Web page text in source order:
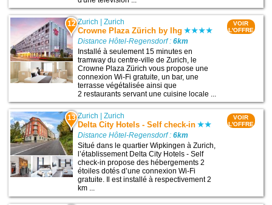
12 Zurich |Zurich
Crowne Plaza Zürich by Ihg
Distance Hôtel-Regensdorf :6km
Installé à seulement 15 minutes en
tramway du centre-ville de Zurich, le
Crowne Plaza Zürich vous propose une
connexion Wi-Fi gratuite, un bar, une
terrasse végétalisée ainsi que
2 restaurants servant une cuisine locale ...
VOIR
L'OFFRE
13 Zurich |Zurich
Delta City Hotels - Self check-in
Distance Hôtel-Regensdorf :6km
Situé dans le quartier Wipkingen à Zurich,
l’établissement Delta City Hotels - Self
check-in propose des hébergements 2
étoiles dotés d’une connexion Wi-Fi
gratuite. Il est installé à respectivement 2
km ...
VOIR
L'OFFRE